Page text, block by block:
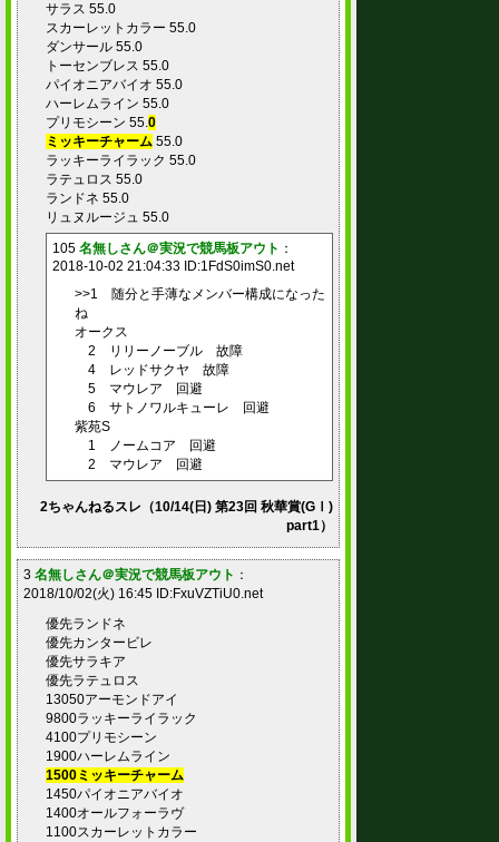
サラス 55.0
スカーレットカラー 55.0
ダンサール 55.0
トーセンブレス 55.0
パイオニアバイオ 55.0
ハーレムライン 55.0
プリモシーン 55.0
ミッキーチャーム 55.0
ラッキーライラック 55.0
ラテュロス 55.0
ランドネ 55.0
リュヌルージュ 55.0
105 名無しさん＠実況で競馬板アウト ：
2018-10-02 21:04:33 ID:1FdS0imS0.net
>>1 随分と手薄なメンバー構成になった
ね
オークス
2 リリーノーブル 故障
4 レッドサクヤ 故障
5 マウレア 回避
6 サトノワルキューレ 回避
紫苑S
1 ノームコア 回避
2 マウレア 回避
2ちゃんねるスレ（10/14(日) 第23回 秋華賞(GⅠ)
part1）
3 名無しさん＠実況で競馬板アウト ：
2018/10/02(火) 16:45 ID:FxuVZTiU0.net
優先ランドネ
優先カンタービレ
優先サラキア
優先ラテュロス
13050アーモンドアイ
9800ラッキーライラック
4100プリモシーン
1900ハーレムライン
1500ミッキーチャーム
1450パイオニアバイオ
1400オールフォーラヴ
1100スカーレットカラー